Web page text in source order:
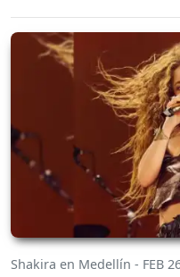
Shakira en Medellín - FEB